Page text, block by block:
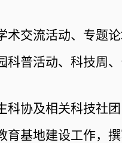
术交流活动、专题
科普活动、科技周
科协及相关科技社
育基地建设工作，